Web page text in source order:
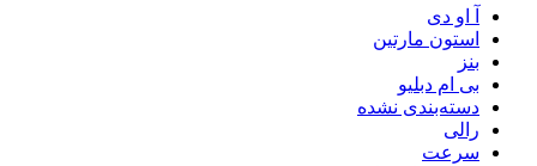
آ او دی
استون مارتین
بنز
بی ام دبلیو
دسته‌بندی نشده
رالی
سرعت